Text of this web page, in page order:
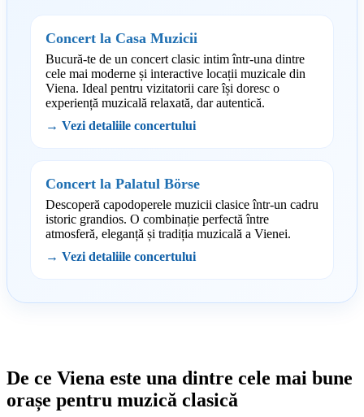
Concert la Casa Muzicii
Bucură-te de un concert clasic intim într-una dintre
cele mai moderne și interactive locații muzicale din
Viena. Ideal pentru vizitatorii care își doresc o
experiență muzicală relaxată, dar autentică.
→ Vezi detaliile concertului
Concert la Palatul Börse
Descoperă capodoperele muzicii clasice într-un cadru
istoric grandios. O combinație perfectă între
atmosferă, eleganță și tradiția muzicală a Vienei.
→ Vezi detaliile concertului
De ce Viena este una dintre cele mai bune
orașe pentru muzică clasică